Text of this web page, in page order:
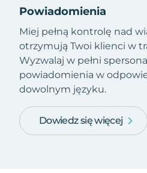
Powiadomienia
Miej pełną kontrolę nad
otrzymują Twoi klienci w
Wyzwalaj w pełni
powiadomienia w
dowolnym języku.
Dowiedz się więcej